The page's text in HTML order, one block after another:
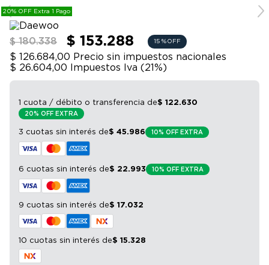
20% OFF Extra 1 Pago
$ 180.338 $ 153.288 15 % OFF
$ 126.684,00 Precio sin impuestos nacionales
$ 26.604,00
Impuestos Iva (21%)
1 cuota / débito o transferencia de$ 122.630
20% OFF EXTRA
3 cuotas sin interés de$ 45.986 10% OFF EXTRA
6 cuotas sin interés de$ 22.993 10% OFF EXTRA
9 cuotas sin interés de$ 17.032
10 cuotas sin interés de$ 15.328
9.
bicicleta
10. sommier